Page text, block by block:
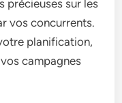
précieuses sur les
vos concurrents.
planification,
campagnes